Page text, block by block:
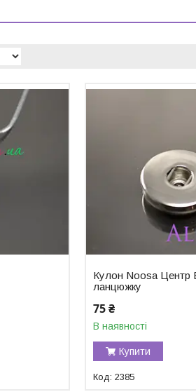
Кулон Noosa Центр
ланцюжку
75 ₴
В наявності
Купити
2385